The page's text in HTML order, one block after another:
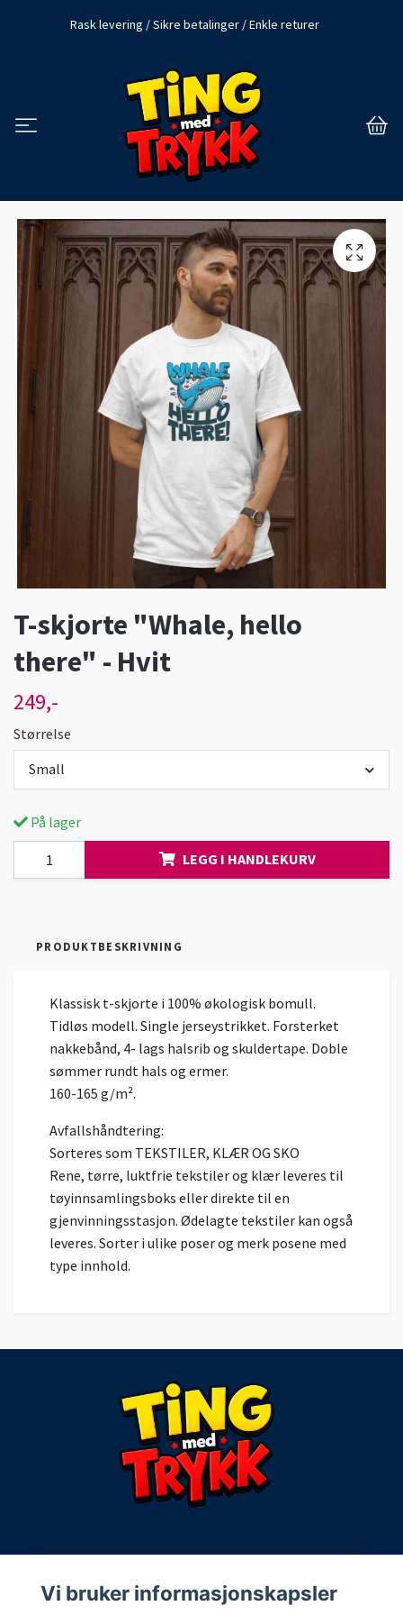
Rask levering / Sikre betalinger / Enkle returer
T-skjorte "Whale, hello
there" - Hvit
249,-
Størrelse
Small
På lager
LEGG I HANDLEKURV
PRODUKTBESKRIVNING
Klassisk t-skjorte i 100% økologisk bomull.
Tidløs modell. Single jerseystrikket. Forsterket
nakkebånd, 4- lags halsrib og skuldertape. Doble
sømmer rundt hals og ermer.
160-165 g/m².
Avfallshåndtering:
Sorteres som TEKSTILER, KLÆR OG SKO
Rene, tørre, luktfrie tekstiler og klær leveres til
tøyinnsamlingsboks eller direkte til en
gjenvinningsstasjon. Ødelagte tekstiler kan også
leveres. Sorter i ulike poser og merk posene med
type innhold.
Kontaktinfo:
Vi bruker informasjonskapsler